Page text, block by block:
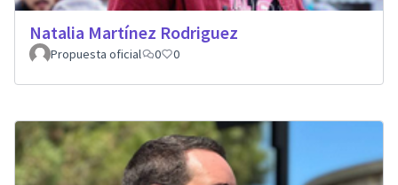
Natalia Martínez Rodriguez
Propuesta oficial 0 0